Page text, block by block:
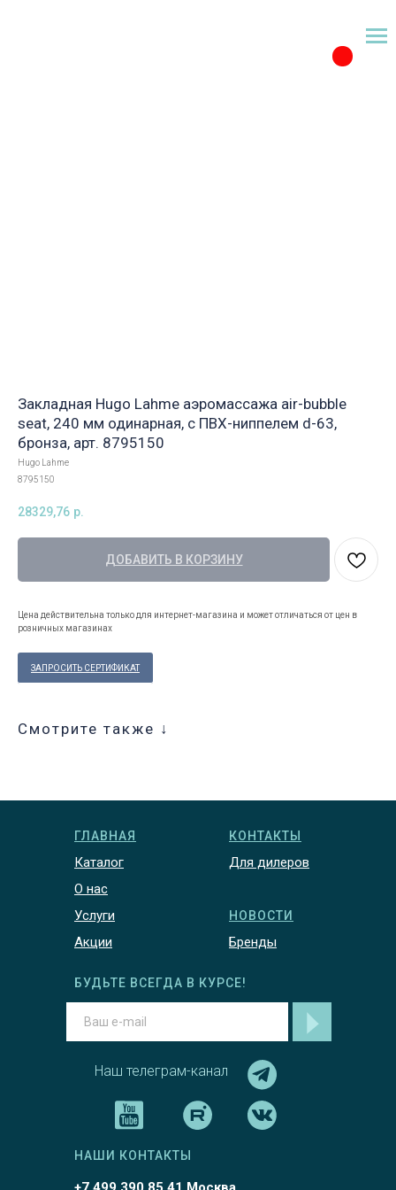
Закладная Hugo Lahme аэромассажа air-bubble
seat, 240 мм одинарная, с ПВХ-ниппелем d-63,
бронза, арт. 8795150
Hugo Lahme
8795150
28329,76 р.
ДОБАВИТЬ В КОРЗИНУ
Цена действительна только для интернет-магазина и может отличаться от цен в
розничных магазинах
ЗАПРОСИТЬ СЕРТИФИКАТ
Смотрите также ↓
ГЛАВНАЯ
Каталог
О нас
Услуги
Акции
КОНТАКТЫ
Для дилеров
НОВОСТИ
Бренды
Наш телеграм-канал
БУДЬТЕ ВСЕГДА В КУРСЕ!
НАШИ КОНТАКТЫ